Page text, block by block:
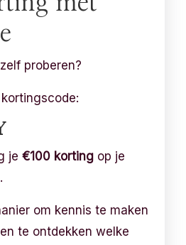
zelf proberen?
je€100 korting op je
om kennis te maken
te ontdekken welke